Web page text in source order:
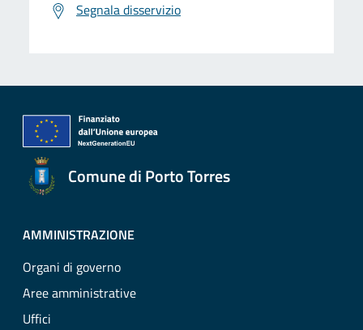
Segnala disservizio
Comune di Porto Torres
AMMINISTRAZIONE
Organi di governo
Aree amministrative
Uffici